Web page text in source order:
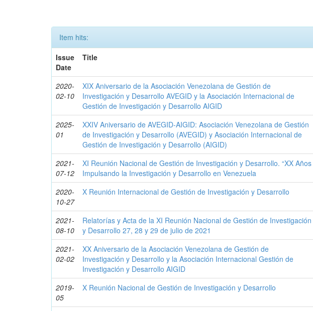
Item hits:
Issue
Date
Title
2020-
02-10
XIX Aniversario de la Asociación Venezolana de Gestión de
Investigación y Desarrollo AVEGID y la Asociación Internacional de
Gestión de Investigación y Desarrollo AIGID
2025-
01
XXIV Aniversario de AVEGID-AIGID: Asociación Venezolana de Gestión
de Investigación y Desarrollo (AVEGID) y Asociación Internacional de
Gestión de Investigación y Desarrollo (AIGID)
2021-
07-12
XI Reunión Nacional de Gestión de Investigación y Desarrollo. “XX Años
Impulsando la Investigación y Desarrollo en Venezuela
2020-
10-27
X Reunión Internacional de Gestión de Investigación y Desarrollo
2021-
08-10
Relatorías y Acta de la XI Reunión Nacional de Gestión de Investigación
y Desarrollo 27, 28 y 29 de julio de 2021
2021-
02-02
XX Aniversario de la Asociación Venezolana de Gestión de
Investigación y Desarrollo y la Asociación Internacional Gestión de
Investigación y Desarrollo AIGID
2019-
05
X Reunión Nacional de Gestión de Investigación y Desarrollo